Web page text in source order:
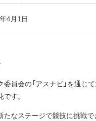
4月1日
員会の「アスナビ」を通
す。
なステージで競技に挑戦